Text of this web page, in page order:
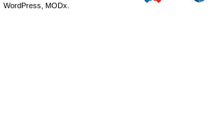
WordPress, MODx.